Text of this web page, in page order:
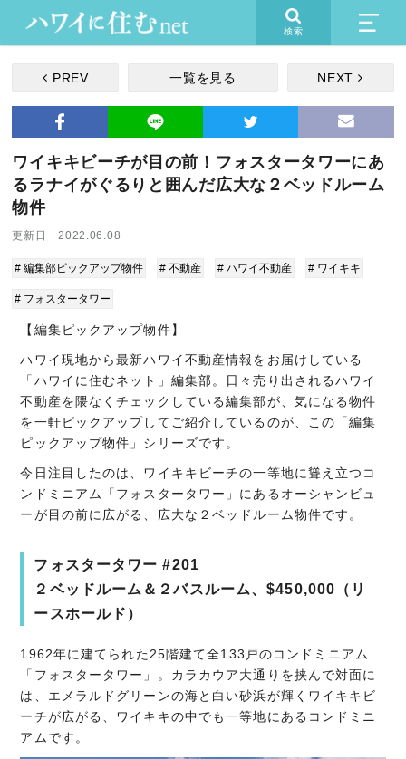
検索
PREV 一覧を見る NEXT
ワイキキビーチが目の前！フォスタータワーにあ
るラナイがぐるりと囲んだ広大な２ベッドルーム
物件
更新日 2022.06.08
# 編集部ピックアップ物件 # 不動産 # ハワイ不動産 # ワイキキ
# フォスタータワー
【編集ピックアップ物件】
ハワイ現地から最新ハワイ不動産情報をお届けしている
「ハワイに住むネット」編集部。日々売り出されるハワイ
不動産を隈なくチェックしている編集部が、気になる物件
を一軒ピックアップしてご紹介しているのが、この「編集
ピックアップ物件」シリーズです。
今日注目したのは、ワイキキビーチの一等地に聳え立つコ
ンドミニアム「フォスタータワー」にあるオーシャンビュ
ーが目の前に広がる、広大な２ベッドルーム物件です。
フォスタータワー #201
２ベッドルーム＆２バスルーム、$450,000（リ
ースホールド）
1962年に建てられた25階建て全133戸のコンドミニアム
「フォスタータワー」。カラカウア大通りを挟んで対面に
は、エメラルドグリーンの海と白い砂浜が輝くワイキキビ
ーチが広がる、ワイキキの中でも一等地にあるコンドミニ
アムです。